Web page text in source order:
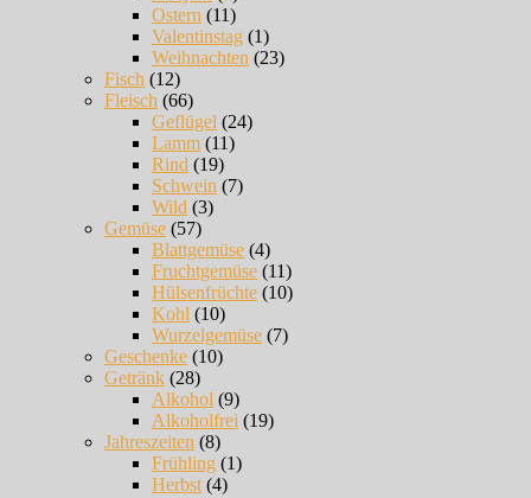
Ostern (11)
Valentinstag (1)
Weihnachten (23)
Fisch (12)
Fleisch (66)
Geflügel (24)
Lamm (11)
Rind (19)
Schwein (7)
Wild (3)
Gemüse (57)
Blattgemüse (4)
Fruchtgemüse (11)
Hülsenfrüchte (10)
Kohl (10)
Wurzelgemüse (7)
Geschenke (10)
Getränk (28)
Alkohol (9)
Alkoholfrei (19)
Jahreszeiten (8)
Frühling (1)
Herbst (4)